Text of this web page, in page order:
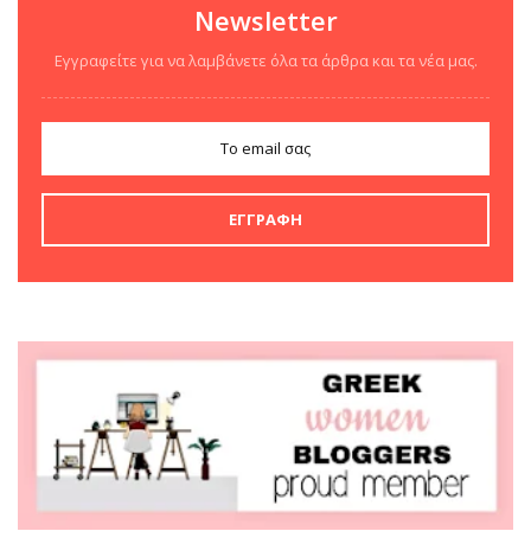
Newsletter
Εγγραφείτε για να λαμβάνετε όλα τα άρθρα και τα νέα μας.
MURDLE JR.: Έξυπνα
εγκλήματα για έξυπνα
παιδιά, εκδόσεις